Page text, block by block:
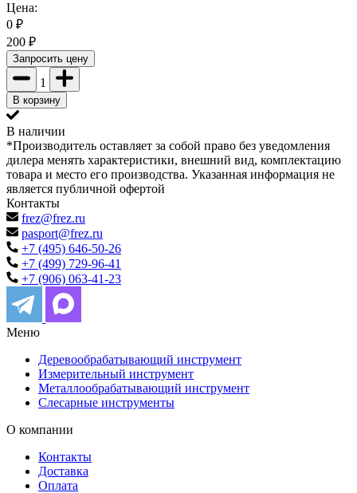
Цена:
0 ₽
200 ₽
Запросить цену
1
В корзину
В наличии
*Производитель оставляет за собой право без уведомления
дилера менять характеристики, внешний вид, комплектацию
товара и место его производства. Указанная информация не
является публичной офертой
Контакты
frez@frez.ru
pasport@frez.ru
+7 (495) 646-50-26
+7 (499) 729-96-41
+7 (906) 063-41-23
Меню
Деревообрабатывающий инструмент
Измерительный инструмент
Металлообрабатывающий инструмент
Слесарные инструменты
О компании
Контакты
Доставка
Оплата